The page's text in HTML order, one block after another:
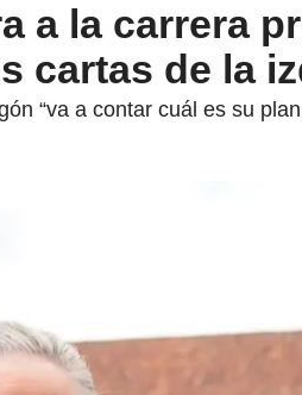
a la carrera
cartas de la
“va a contar cuál es su